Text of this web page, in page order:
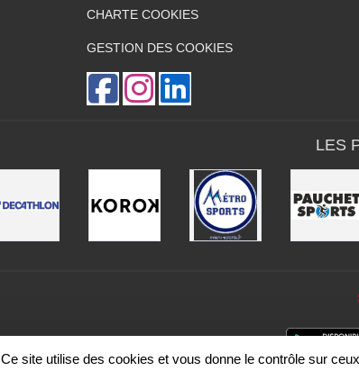
CHARTE COOKIES
GESTION DES COOKIES
LES
Ce site utilise des cookies et vous donne le contrôle sur